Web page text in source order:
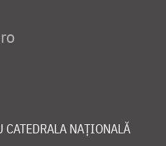
CATEDRALA NAȚIONALĂ